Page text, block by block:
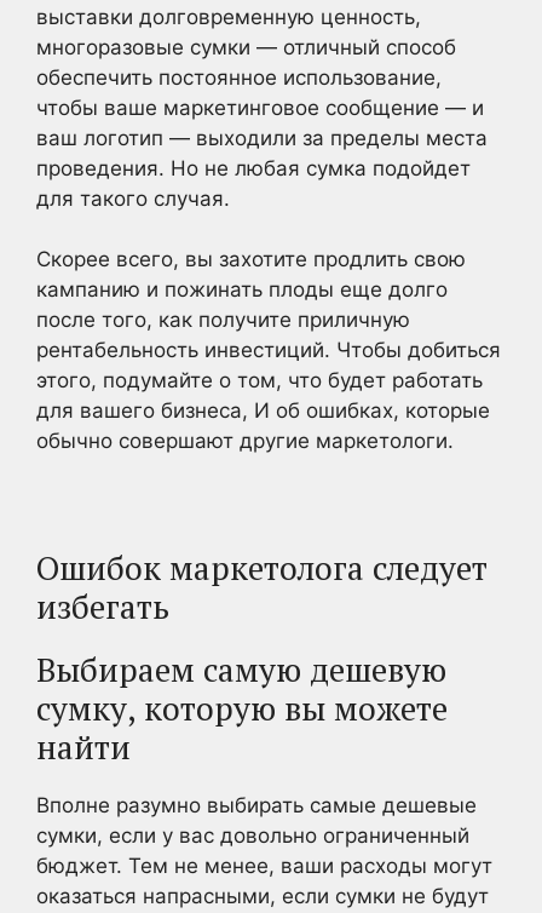
выставки долговременную ценность,
многоразовые сумки — отличный способ
обеспечить постоянное использование,
чтобы ваше маркетинговое сообщение — и
ваш логотип — выходили за пределы места
проведения. Но не любая сумка подойдет
для такого случая.
Скорее всего, вы захотите продлить свою
кампанию и пожинать плоды еще долго
после того, как получите приличную
рентабельность инвестиций. Чтобы добиться
этого, подумайте о том, что будет работать
для вашего бизнеса, И об ошибках, которые
обычно совершают другие маркетологи.
Ошибок маркетолога следует
избегать
Выбираем самую дешевую
сумку, которую вы можете
найти
Вполне разумно выбирать самые дешевые
сумки, если у вас довольно ограниченный
бюджет. Тем не менее, ваши расходы могут
оказаться напрасными, если сумки не будут